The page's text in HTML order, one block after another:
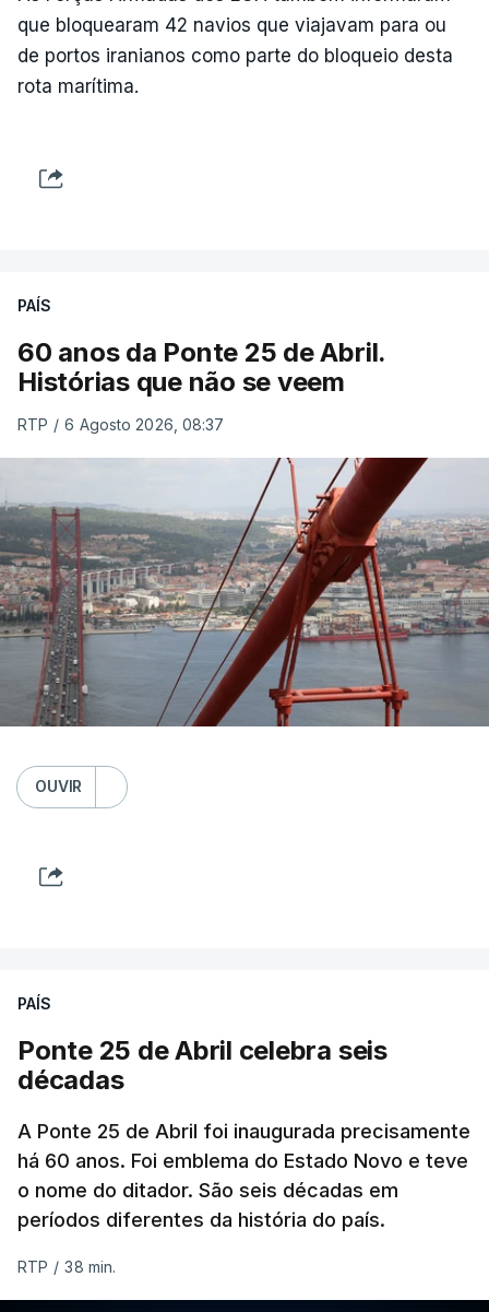
que bloquearam 42 navios que viajavam para ou
de portos iranianos como parte do bloqueio desta
rota marítima.
PAÍS
60 anos da Ponte 25 de Abril.
Histórias que não se veem
RTP / 6 Agosto 2026, 08:37
OUVIR
PAÍS
Ponte 25 de Abril celebra seis
décadas
A Ponte 25 de Abril foi inaugurada precisamente
há 60 anos. Foi emblema do Estado Novo e teve
o nome do ditador. São seis décadas em
períodos diferentes da história do país.
RTP / 38 min.